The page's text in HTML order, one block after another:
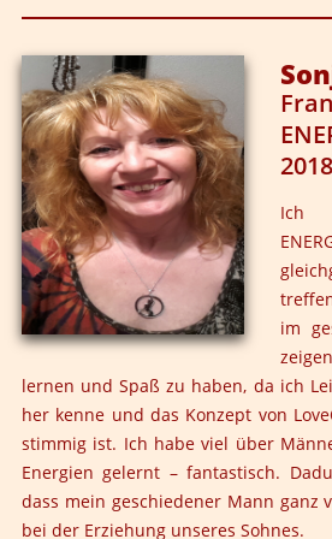
angesprochen, so dass ich aus
bewegt wurde. Ich fühle mich
Zugang zu Frauen wurde anders.
Trennung habe ich Frauen eine Zeit
abgelehnt und hatte Angst vor
spielerische und offene Art auf
grundsätzlich besser in Kontakt mit
diesen auch halten.
Ich
im
lernen und Spaß zu haben, da ich
her kenne und das Konzept von
stimmig ist. Ich habe viel über
Energien gelernt – fantastisch.
dass mein geschiedener Mann ganz
bei der Erziehung unseres Sohnes.